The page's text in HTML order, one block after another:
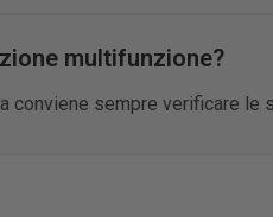
multifunzione?
conviene sempre verificare le